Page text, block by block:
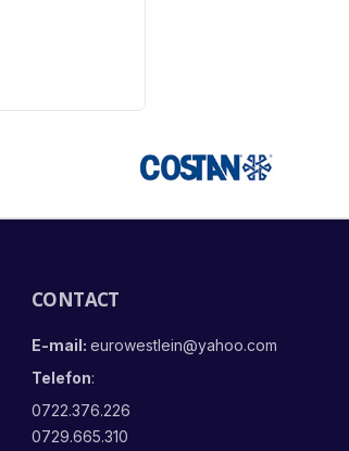
CONTACT
E-mail:eurowestlein@yahoo.com
Telefon:
0722.376.226
0729.665.310